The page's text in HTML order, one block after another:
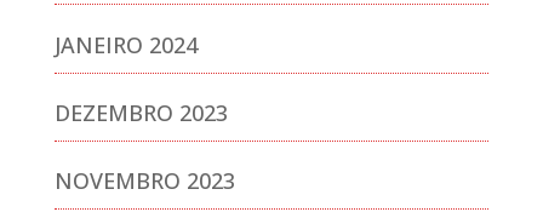
JANEIRO 2024
DEZEMBRO 2023
NOVEMBRO 2023